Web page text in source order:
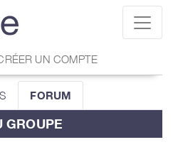
UN COMPTE
FORUM
GROUPE